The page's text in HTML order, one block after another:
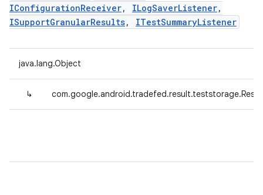
IConfigurationReceiver, ILogSaverListener,
ISupportGranularResults, ITestSummaryListener
java.lang.Object
↳